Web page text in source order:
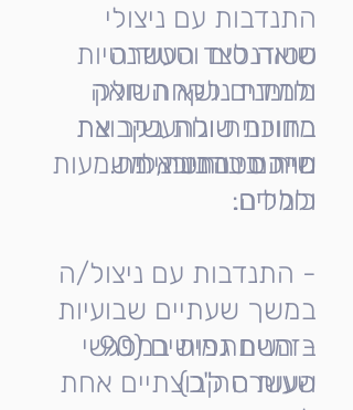
התנדבות עם ניצולי
שואה לצד העשרה
ולמידת נושא השואה
מזוויות שונות בקבוצת
שיח סטודנטיאלית.
סטודנטים וסטודנטיות
מוזמנים לקחת חלק
בתוכנית ולהעשיר את
חייהם בנתינה, משמעות
ולמידה.
מרכיבי התוכנית
כוללים:
- התנדבות עם ניצול/ה
במשך שעתיים שבועיות
בזמנים גמישים (90
שעות סה"כ)
- השתתפות במפגשי
העשרה קבוצתיים אחת